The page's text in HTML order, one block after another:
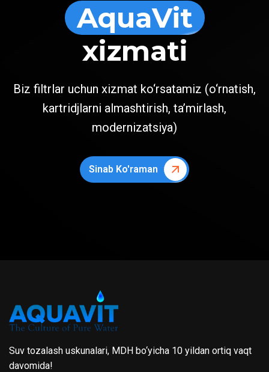
AquaVit
xizmati
Biz filtrlar uchun xizmat ko‘rsatamiz (o‘rnatish,
kartridjlarni almashtirish, ta’mirlash,
modernizatsiya)
Sinab Ko'raman
Suv tozalash uskunalari, MDH bo‘yicha 10 yildan ortiq vaqt
davomida!